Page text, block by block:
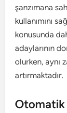
şanzımana
kullanımını
konusunda
adaylarının
olurken, aynı
artırmaktadır.
Otomatik